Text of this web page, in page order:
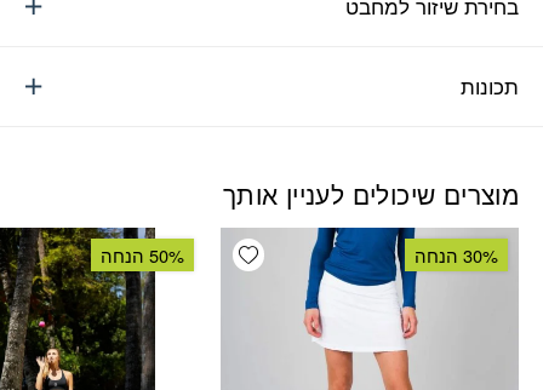
תכונות
מוצרים שיכולים לעניין אותך
Add wishlist 30% הנחה 50% הנחה